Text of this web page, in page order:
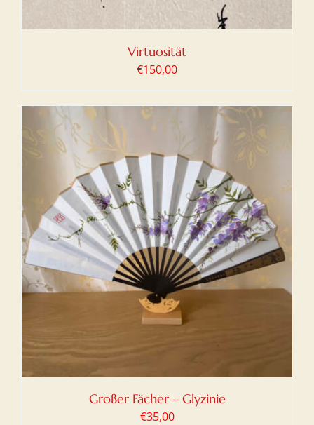
Virtuosität
€150,00
Großer Fächer – Glyzinie
€35,00